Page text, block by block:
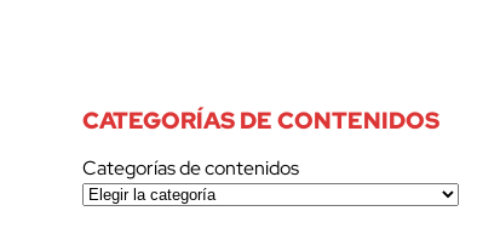
CATEGORÍAS DE CONTENIDOS
Categorías de contenidos